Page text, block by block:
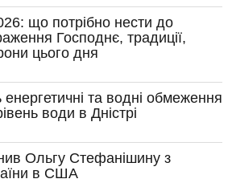
що потрібно нести до
Господнє, традиції,
цього дня
та водні обмеження
води в Дністрі
Ольгу Стефанішину з
в США